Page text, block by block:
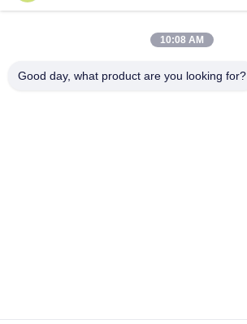
Envío
10:08 AM
Good day, what product are you looking for?